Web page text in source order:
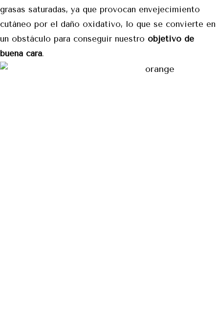
grasas saturadas, ya que provocan envejecimiento
cutáneo por el daño oxidativo, lo que se convierte en
un obstáculo para conseguir nuestro objetivo de
buena cara.